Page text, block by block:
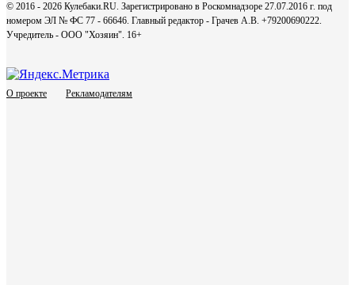
© 2016 - 2026 Кулебаки.RU. Зарегистрировано в Роскомнадзоре 27.07.2016 г. под
номером ЭЛ № ФС 77 - 66646. Главный редактор - Грачев А.В. +79200690222.
Учредитель - ООО "Хозяин". 16+
О проекте Рекламодателям